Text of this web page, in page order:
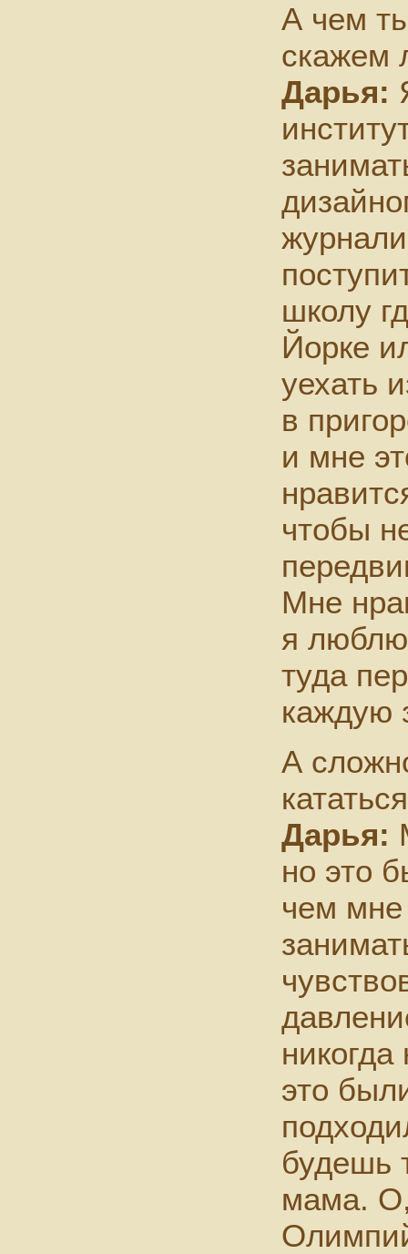
А чем
скажем
Дарья:
школу
Йорке
уехать
в
и мне
чтобы
Мне
я
туда
каждую
А
Дарья:
но это
чем мне
это
будешь
мама.